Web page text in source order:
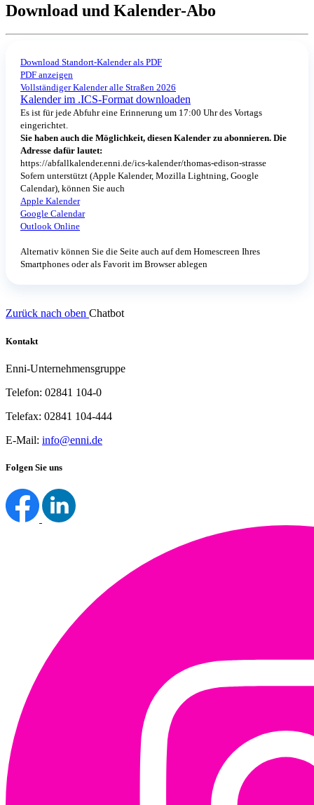
Download und Kalender-Abo
Download Standort-Kalender als PDF
PDF anzeigen
Vollständiger Kalender alle Straßen 2026
Kalender im .ICS-Format downloaden
Es ist für jede Abfuhr eine Erinnerung um 17:00 Uhr des Vortags
eingerichtet.
Sie haben auch die Möglichkeit, diesen Kalender zu abonnieren. Die
Adresse dafür lautet:
https://abfallkalender.enni.de/ics-kalender/thomas-edison-strasse
Sofern unterstützt (Apple Kalender, Mozilla Lightning, Google
Calendar), können Sie auch
Apple Kalender
Google Calendar
Outlook Online
Alternativ können Sie die Seite auch auf dem Homescreen Ihres
Smartphones oder als Favorit im Browser ablegen
Zurück nach oben Chatbot
Kontakt
Enni-Unternehmensgruppe
Telefon: 02841 104-0
Telefax: 02841 104-444
E-Mail: info@enni.de
Folgen Sie uns